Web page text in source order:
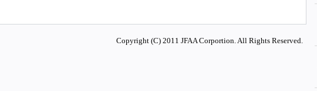
Copyright (C) 2011 JFAA Corportion. All Rights Reserved.